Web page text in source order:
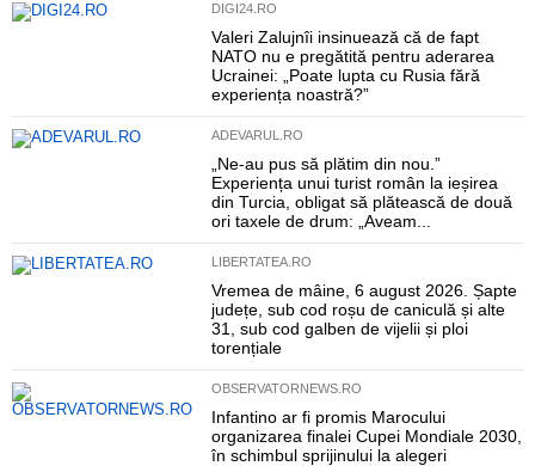
DIGI24.RO
Valeri Zalujnîi insinuează că de fapt
NATO nu e pregătită pentru aderarea
Ucrainei: „Poate lupta cu Rusia fără
experiența noastră?”
ADEVARUL.RO
„Ne-au pus să plătim din nou.”
Experiența unui turist român la ieșirea
din Turcia, obligat să plătească de două
ori taxele de drum: „Aveam...
LIBERTATEA.RO
Vremea de mâine, 6 august 2026. Șapte
județe, sub cod roșu de caniculă și alte
31, sub cod galben de vijelii și ploi
torențiale
OBSERVATORNEWS.RO
Infantino ar fi promis Marocului
organizarea finalei Cupei Mondiale 2030,
în schimbul sprijinului la alegeri